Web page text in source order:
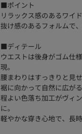
■ポイント
リラックス感のあるワイ
抜け感のあるフォルムで
■ディテール
ウエストは後身がゴム仕
現。
腰まわりはすっきりと見せ
裾に向かって自然に広が
程よい色落ち加工がヴィ
に。
軽やかな穿き心地で、長